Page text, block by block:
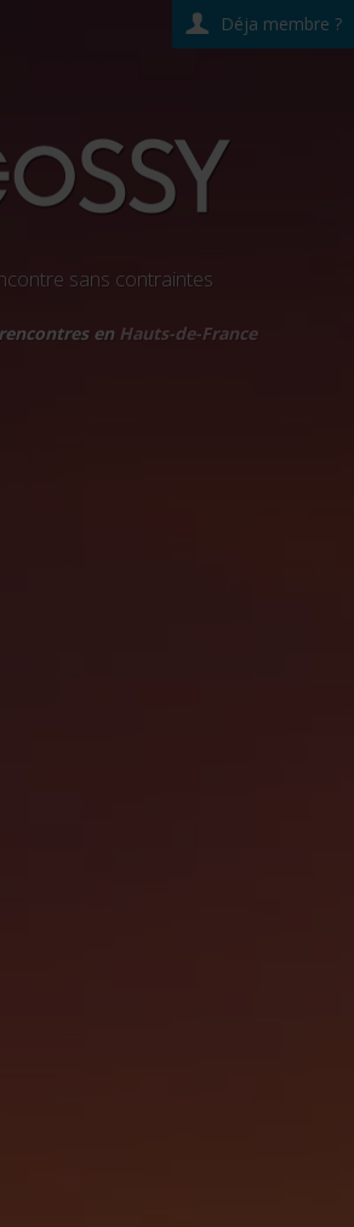
Déja membre ?
sans contraintes
en Hauts-de-France